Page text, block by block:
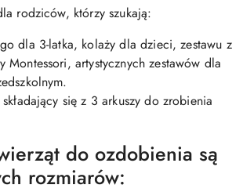
rodziców, którzy szukają:
dla 3-latka, kolaży dla dzieci, zestawu z
Montessori, artystycznych zestawów dla
się z 3 arkuszy do zrobienia
do ozdobienia są
rozmiarów: